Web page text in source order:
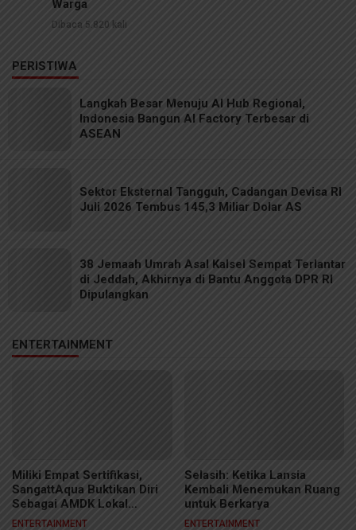
Warga
Dibaca 5.820 kali
PERISTIWA
Langkah Besar Menuju AI Hub Regional,
Indonesia Bangun AI Factory Terbesar di
ASEAN
Sektor Eksternal Tangguh, Cadangan Devisa RI
Juli 2026 Tembus 145,3 Miliar Dolar AS
38 Jemaah Umrah Asal Kalsel Sempat Terlantar
di Jeddah, Akhirnya di Bantu Anggota DPR RI
Dipulangkan
ENTERTAINMENT
Miliki Empat Sertifikasi,
SangattAqua Buktikan Diri
Sebagai AMDK Lokal
Berkelas
ENTERTAINMENT
Selasih: Ketika Lansia
Kembali Menemukan Ruang
untuk Berkarya
ENTERTAINMENT